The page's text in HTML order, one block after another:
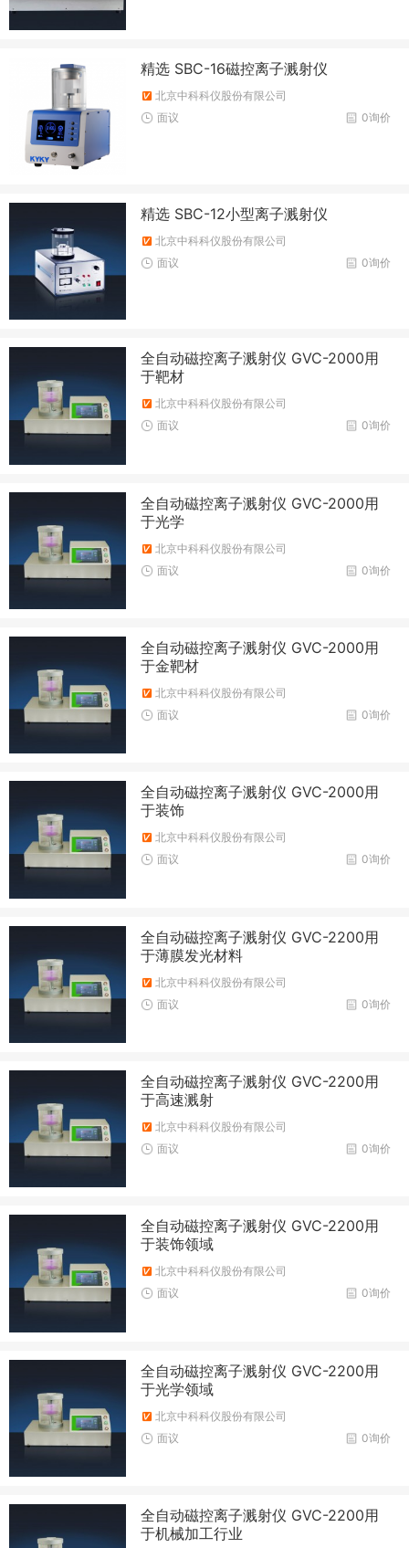
精选 SBC-16磁控离子溅射仪
北京中科科仪股份有限公司
0询价
面议
精选 SBC-12小型离子溅射仪
北京中科科仪股份有限公司
0询价
面议
全自动磁控离子溅射仪 GVC-2000用
于靶材
北京中科科仪股份有限公司
0询价
面议
全自动磁控离子溅射仪 GVC-2000用
于光学
北京中科科仪股份有限公司
0询价
面议
全自动磁控离子溅射仪 GVC-2000用
于金靶材
北京中科科仪股份有限公司
0询价
面议
全自动磁控离子溅射仪 GVC-2000用
于装饰
北京中科科仪股份有限公司
0询价
面议
全自动磁控离子溅射仪 GVC-2200用
于薄膜发光材料
北京中科科仪股份有限公司
0询价
面议
全自动磁控离子溅射仪 GVC-2200用
于高速溅射
北京中科科仪股份有限公司
0询价
面议
全自动磁控离子溅射仪 GVC-2200用
于装饰领域
北京中科科仪股份有限公司
0询价
面议
全自动磁控离子溅射仪 GVC-2200用
于光学领域
北京中科科仪股份有限公司
0询价
面议
全自动磁控离子溅射仪 GVC-2200用
于机械加工行业